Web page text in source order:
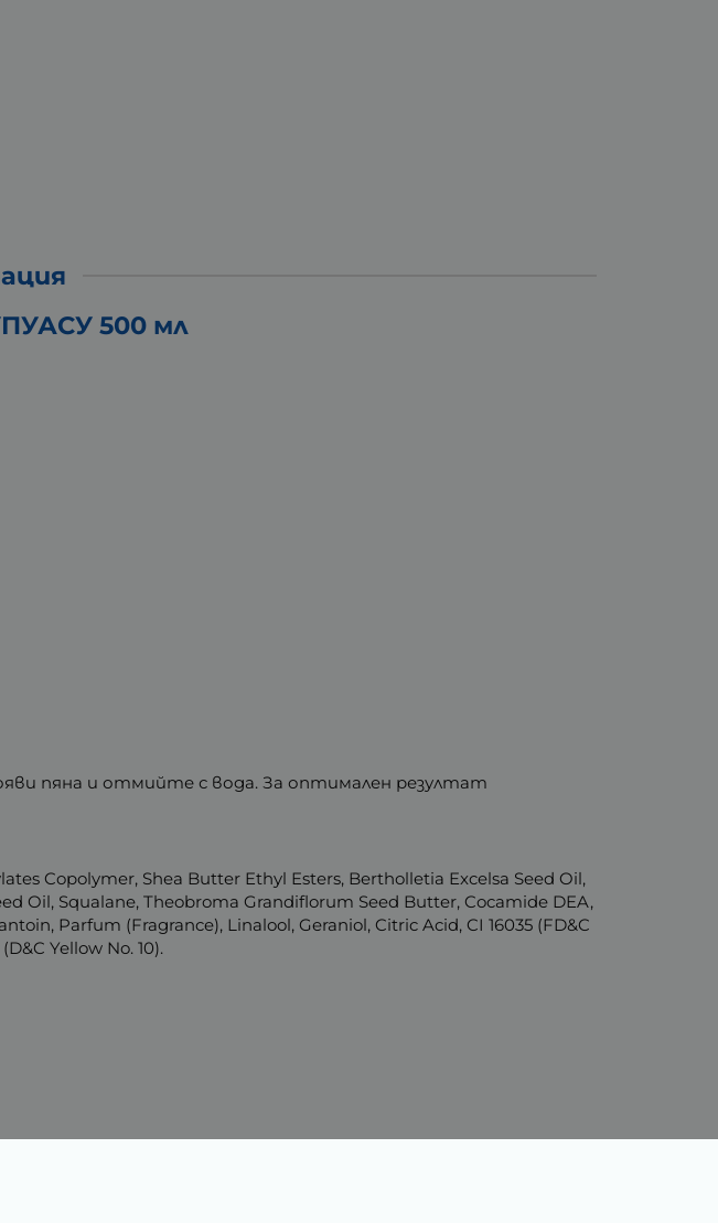
500 мл
пяна и отмийте с вода. За оптимален резултат
Copolymer, Shea Butter Ethyl Esters, Bertholletia Excelsa Seed Oil,
Oil, Squalane, Theobroma Grandiflorum Seed Butter, Cocamide DEA,
Parfum (Fragrance), Linalool, Geraniol, Citric Acid, CI 16035 (FD&C
Yellow No. 10).